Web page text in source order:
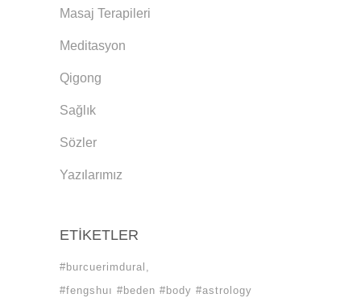
Masaj Terapileri
Meditasyon
Qigong
Sağlık
Sözler
Yazılarımız
ETIKETLER
#burcuerimdural
#fengshuı #beden #body #astrology